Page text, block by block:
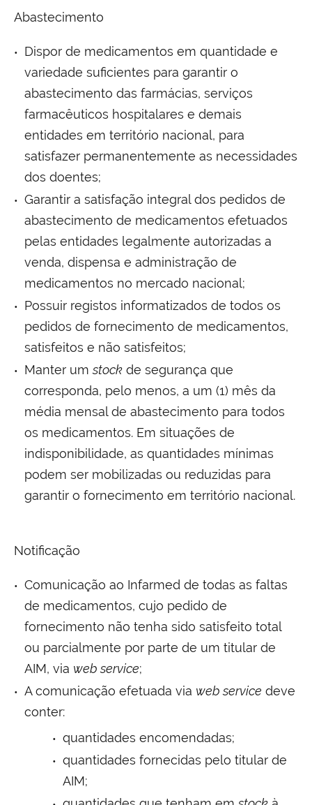
Abastecimento
Dispor de medicamentos em quantidade e
variedade suficientes para garantir o
abastecimento das farmácias, serviços
farmacêuticos hospitalares e demais
entidades em território nacional, para
satisfazer permanentemente as necessidades
dos doentes;
Garantir a satisfação integral dos pedidos de
abastecimento de medicamentos efetuados
pelas entidades legalmente autorizadas a
venda, dispensa e administração de
medicamentos no mercado nacional;
Possuir registos informatizados de todos os
pedidos de fornecimento de medicamentos,
satisfeitos e não satisfeitos;
Manter umstock de segurança que
corresponda, pelo menos, a um (1) mês da
média mensal de abastecimento para todos
os medicamentos. Em situações de
indisponibilidade, as quantidades mínimas
podem ser mobilizadas ou reduzidas para
garantir o fornecimento em território nacional.
Notificação
Comunicação ao Infarmed de todas as faltas
de medicamentos, cujo pedido de
fornecimento não tenha sido satisfeito total
ou parcialmente por parte de um titular de
AIM, via web service;
A comunicação efetuada via web service deve
conter:
quantidades encomendadas;
quantidades fornecidas pelo titular de
AIM;